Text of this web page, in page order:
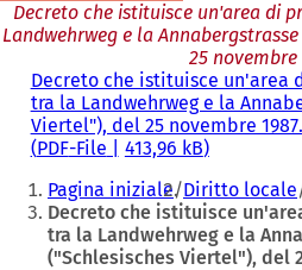
Decreto che istituisce un'area di
Landwehrweg e la
25 novembre
Decreto che istituisce un'area
tra la Landwehrweg e la
Viertel"), del 25 novembre 1987.
PDF-File 413,96 kB
Siete
qui:
Pagina iniziale Diritto locale
Decreto che istituisce
tra la Landwehrweg e la
("Schlesisches Viertel"), del